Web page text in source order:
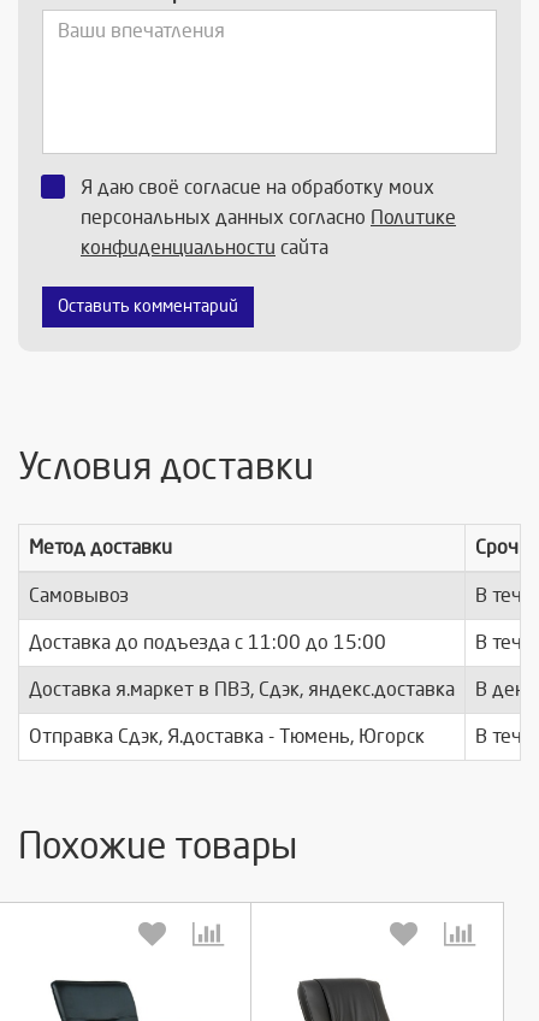
Я даю своё согласие на обработку моих
персональных данных согласно Политике
конфиденциальности сайта
Оставить комментарий
Условия доставки
Метод доставки
Самовывоз В
Доставка до подъезда c 11:00 до 15:00 В
Доставка я.маркет в ПВЗ, Сдэк, яндекс.доставка В день
Отправка Сдэк, Я.доставка - Тюмень, Югорск В
Похожие товары